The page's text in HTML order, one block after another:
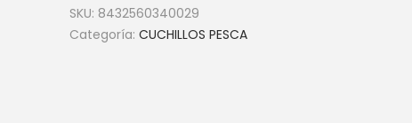
SKU: 8432560340029
Categoría: CUCHILLOS PESCA